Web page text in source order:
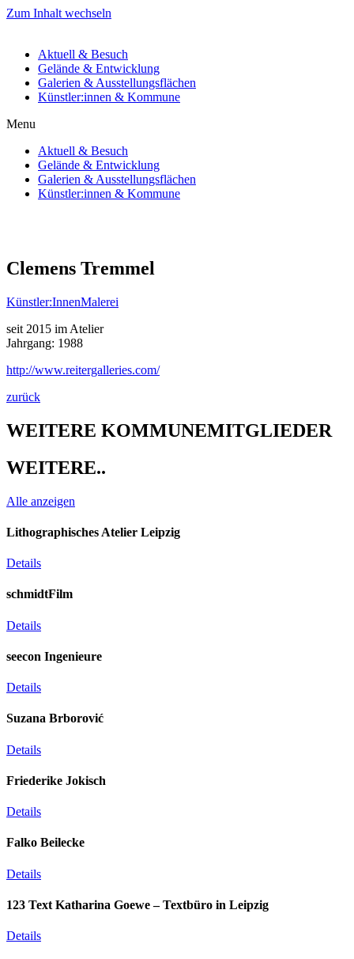
Zum Inhalt wechseln
Aktuell & Besuch
Gelände & Entwicklung
Galerien & Ausstellungsflächen
Künstler:innen & Kommune
Menu
Aktuell & Besuch
Gelände & Entwicklung
Galerien & Ausstellungsflächen
Künstler:innen & Kommune
Clemens Tremmel
Künstler:InnenMalerei
seit 2015 im Atelier
Jahrgang: 1988
http://www.reitergalleries.com/
zurück
WEITERE KOMMUNEMITGLIEDER​
WEITERE..​
Alle anzeigen
Lithographisches Atelier Leipzig
Details
schmidtFilm
Details
seecon Ingenieure
Details
Suzana Brborović
Details
Friederike Jokisch
Details
Falko Beilecke
Details
123 Text Katharina Goewe – Textbüro in Leipzig
Details